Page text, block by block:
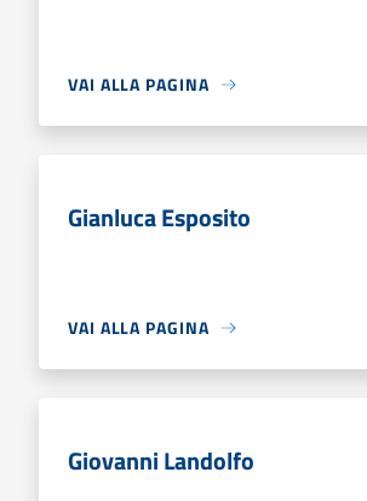
VAI ALLA PAGINA
Gianluca Esposito
VAI ALLA PAGINA
Giovanni Landolfo